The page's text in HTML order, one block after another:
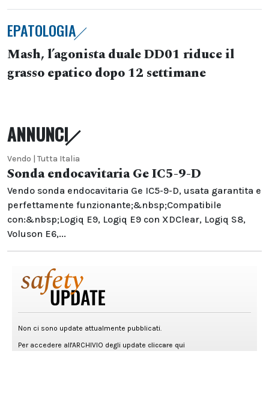
EPATOLOGIA
Mash, l’agonista duale DD01 riduce il
grasso epatico dopo 12 settimane
ANNUNCI
Vendo | Tutta Italia
Sonda endocavitaria Ge IC5-9-D
Vendo sonda endocavitaria Ge IC5-9-D, usata garantita e
perfettamente funzionante;&nbsp;Compatibile
con:&nbsp;Logiq E9, Logiq E9 con XDClear, Logiq S8,
Voluson E6,...